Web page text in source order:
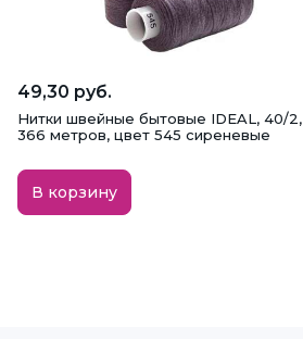
49,30 руб.
Нитки швейные бытовые IDEAL, 40/2,
366 метров, цвет 545 сиреневые
В корзину